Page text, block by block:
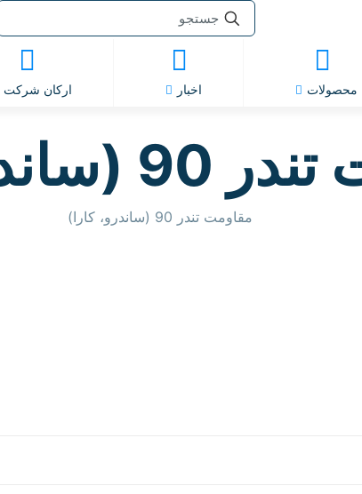
محصولات اخبار ارکان شرکت
کارا)
مقاومت تندر 90 (ساندرو، کارا)